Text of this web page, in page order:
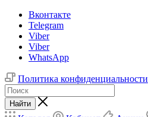
Вконтакте
Telegram
Viber
Viber
WhatsApp
Политика конфиденциальности
Найти